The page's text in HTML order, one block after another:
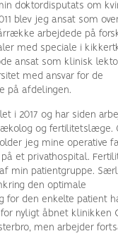
doktordisputats om
blev jeg ansat som
arbejdede på
med speciale i
ansat som klinisk
med ansvar for de
på afdelingen.
i 2017 og har siden
og fertilitetslæge.
jeg mine operative
et privathospital.
min patientgruppe.
den optimale
for den enkelte patient
nyligt åbnet klinikken
men arbejder